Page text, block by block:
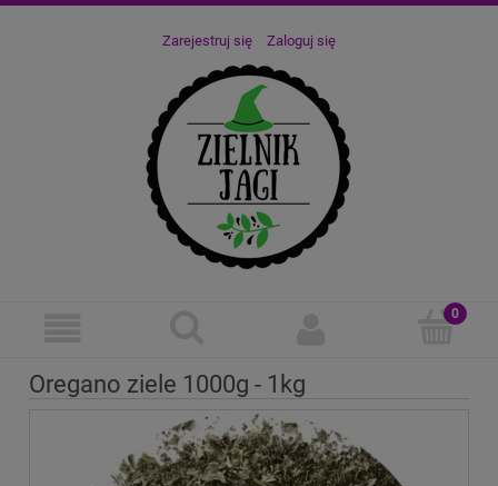
Zarejestruj się Zaloguj się
Oregano ziele 1000g - 1kg